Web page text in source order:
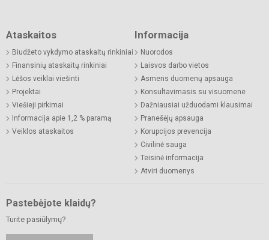
Ataskaitos
Biudžeto vykdymo ataskaitų rinkiniai
Finansinių ataskaitų rinkiniai
Lėšos veiklai viešinti
Projektai
Viešieji pirkimai
Informacija apie 1,2 % paramą
Veiklos ataskaitos
Informacija
Nuorodos
Laisvos darbo vietos
Asmens duomenų apsauga
Konsultavimasis su visuomene
Dažniausiai užduodami klausimai
Pranešėjų apsauga
Korupcijos prevencija
Civilinė sauga
Teisinė informacija
Atviri duomenys
Pastebėjote klaidų?
Turite pasiūlymų?